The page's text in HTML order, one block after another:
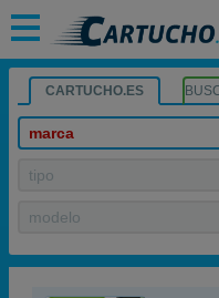
CARTUCHO.ES
marca
tipo
modelo